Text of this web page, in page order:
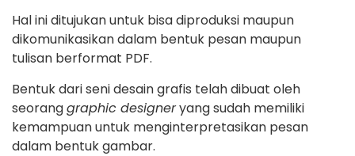
Hal ini ditujukan untuk bisa diproduksi maupun
dikomunikasikan dalam bentuk pesan maupun
tulisan berformat PDF.
Bentuk dari seni desain grafis telah dibuat oleh
seoranggraphic designeryang sudah memiliki
kemampuan untuk menginterpretasikan pesan
dalam bentuk gambar.